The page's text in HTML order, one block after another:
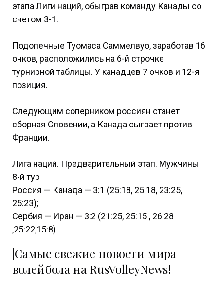
этапа Лиги наций, обыграв команду Канады со
счетом 3-1.
Подопечные Туомаса Саммелвуо, заработав 16
очков, расположились на 6-й строчке
турнирной таблицы. У канадцев 7 очков и 12-я
позиция.
Следующим соперником россиян станет
сборная Словении, а Канада сыграет против
Франции.
Лига наций. Предварительный этап. Мужчины
8-й тур
Россия — Канада — 3:1 (25:18, 25:18, 23:25,
25:23);
Сербия — Иран — 3:2 (21:25, 25:15 , 26:28
,25:22,15:8).
|Самые свежие новости мира
волейбола на RusVolleyNews!